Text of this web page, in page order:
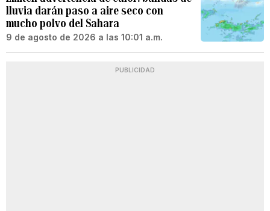
lluvia darán paso a aire seco con
mucho polvo del Sahara
9 de agosto de 2026 a las 10:01 a.m.
PUBLICIDAD